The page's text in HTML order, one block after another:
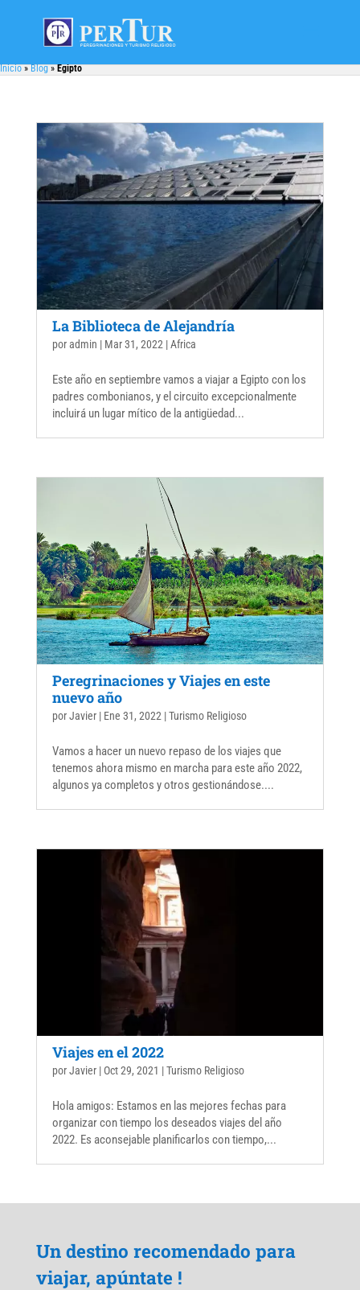
Inicio»Blog»Egipto
La Biblioteca de Alejandría
poradmin | Mar 31, 2022 |Africa
Este año en septiembre vamos a viajar a Egipto con los
padres combonianos, y el circuito excepcionalmente
incluirá un lugar mítico de la antigüedad...
Peregrinaciones y Viajes en este
nuevo año
porJavier| Ene 31, 2022 |Turismo Religioso
Vamos a hacer un nuevo repaso de los viajes que
tenemos ahora mismo en marcha para este año 2022,
algunos ya completos y otros gestionándose....
Viajes en el 2022
porJavier| Oct 29, 2021 |Turismo Religioso
Hola amigos: Estamos en las mejores fechas para
organizar con tiempo los deseados viajes del año
2022. Es aconsejable planificarlos con tiempo,...
Un destino recomendado para
viajar, apúntate !